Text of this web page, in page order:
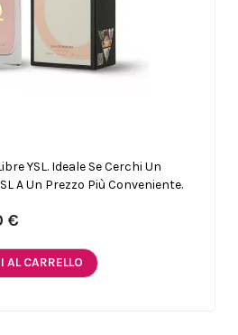
YSL. Ideale Se Cerchi Un
A Un Prezzo Più Conveniente.
€
AL CARRELLO